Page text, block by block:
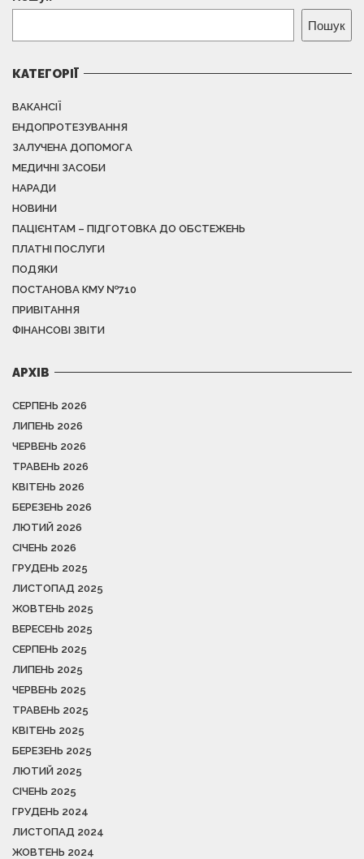
Пошук
КАТЕГОРІЇ
ВАКАНСІЇ
ЕНДОПРОТЕЗУВАННЯ
ЗАЛУЧЕНА ДОПОМОГА
МЕДИЧНІ ЗАСОБИ
НАРАДИ
НОВИНИ
ПАЦІЄНТАМ – ПІДГОТОВКА ДО ОБСТЕЖЕНЬ
ПЛАТНІ ПОСЛУГИ
ПОДЯКИ
ПОСТАНОВА КМУ №710
ПРИВІТАННЯ
ФІНАНСОВІ ЗВІТИ
АРХІВ
СЕРПЕНЬ 2026
ЛИПЕНЬ 2026
ЧЕРВЕНЬ 2026
ТРАВЕНЬ 2026
КВІТЕНЬ 2026
БЕРЕЗЕНЬ 2026
ЛЮТИЙ 2026
СІЧЕНЬ 2026
ГРУДЕНЬ 2025
ЛИСТОПАД 2025
ЖОВТЕНЬ 2025
ВЕРЕСЕНЬ 2025
СЕРПЕНЬ 2025
ЛИПЕНЬ 2025
ЧЕРВЕНЬ 2025
ТРАВЕНЬ 2025
КВІТЕНЬ 2025
БЕРЕЗЕНЬ 2025
ЛЮТИЙ 2025
СІЧЕНЬ 2025
ГРУДЕНЬ 2024
ЛИСТОПАД 2024
ЖОВТЕНЬ 2024